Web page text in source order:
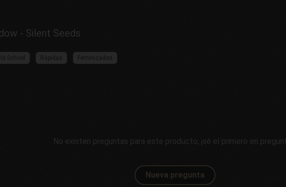
- Silent Seeds
School Rápidas Feminizadas
No existen preguntas para este producto, ¡sé el primero en
Nueva pregunta